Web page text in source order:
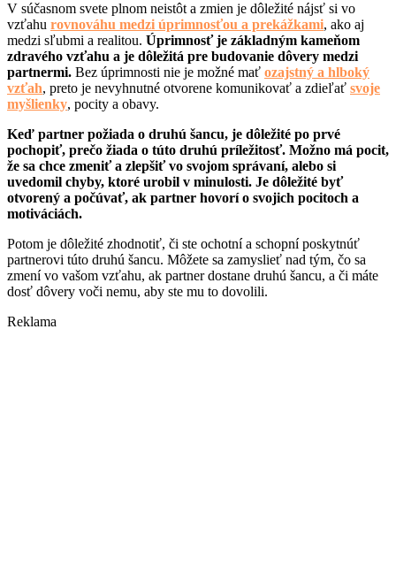
V súčasnom svete plnom neistôt a zmien je dôležité nájsť si vo
vzťahu rovnováhu medzi úprimnosťou a prekážkami, ako aj
medzi sľubmi a realitou. Úprimnosť je základným kameňom
zdravého vzťahu a je dôležitá pre budovanie dôvery medzi
partnermi. Bez úprimnosti nie je možné mať ozajstný a hlboký
vzťah, preto je nevyhnutné otvorene komunikovať a zdieľať svoje
myšlienky, pocity a obavy.
Keď partner požiada o druhú šancu, je dôležité po prvé
pochopiť, prečo žiada o túto druhú príležitosť. Možno má pocit,
že sa chce zmeniť a zlepšiť vo svojom správaní, alebo si
uvedomil chyby, ktoré urobil v minulosti. Je dôležité byť
otvorený a počúvať, ak partner hovorí o svojich pocitoch a
motiváciách.
Potom je dôležité zhodnotiť, či ste ochotní a schopní poskytnúť
partnerovi túto druhú šancu. Môžete sa zamyslieť nad tým, čo sa
zmení vo vašom vzťahu, ak partner dostane druhú šancu, a či máte
dosť dôvery voči nemu, aby ste mu to dovolili.
Reklama